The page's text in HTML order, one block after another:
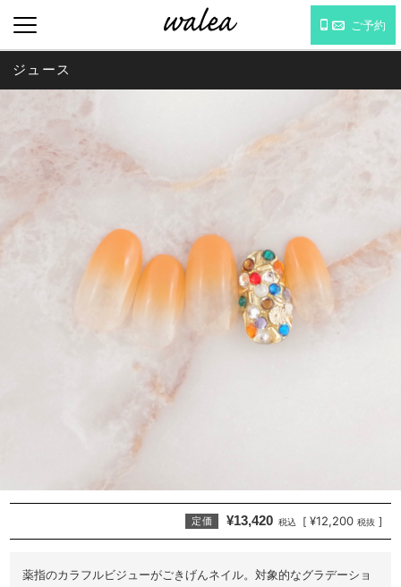
ご予約
ジュース
定価 ¥13,420 税込 [ ¥12,200 税抜 ]
薬指のカラフルビジューがごきげんネイル。対象的なグラデーショ